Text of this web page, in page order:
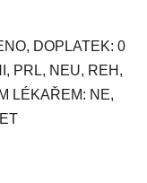
DOPLATEK: 0
PRL, NEU, REH,
LÉKAŘEM: NE,